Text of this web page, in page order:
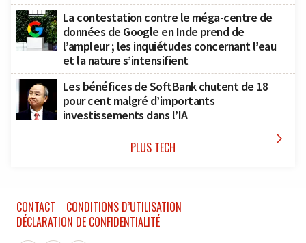
La contestation contre le méga-centre de
données de Google en Inde prend de
l’ampleur ; les inquiétudes concernant l’eau
et la nature s’intensifient
Les bénéfices de SoftBank chutent de 18
pour cent malgré d’importants
investissements dans l’IA
PLUS TECH 
CONTACT
CONDITIONS D’UTILISATION
DÉCLARATION DE CONFIDENTIALITÉ